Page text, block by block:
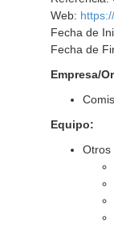
Web:
Fecha de
Fecha de
Empresa/
Equipo:
Otros